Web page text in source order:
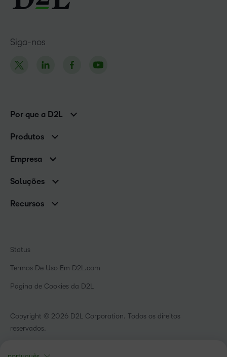
Siga-nos
Por que a D2L
Clientes de associações
Produtos
Serviços e suporte
Nuvem Brightspace
Empresa
Contato e unidades
Notícias
Soluções
Educação básica
Instituições de capacitação
Recursos
Comunidade
Copyright © 2026 D2L Corporation. Todos os direitos
reservados.
Status
Termos De Uso Em D2L.com
Página de Cookies da D2L